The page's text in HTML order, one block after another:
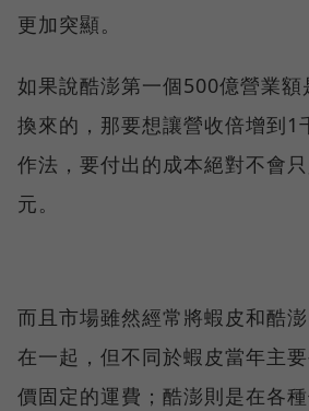
更加突顯。
如果說酷澎第一個500億營業
換來的，那要想讓營收倍增到1
作法，要付出的成本絕對不會
元。
而且市場雖然經常將蝦皮和酷
在一起，但不同於蝦皮當年主
價固定的運費；酷澎則是在各